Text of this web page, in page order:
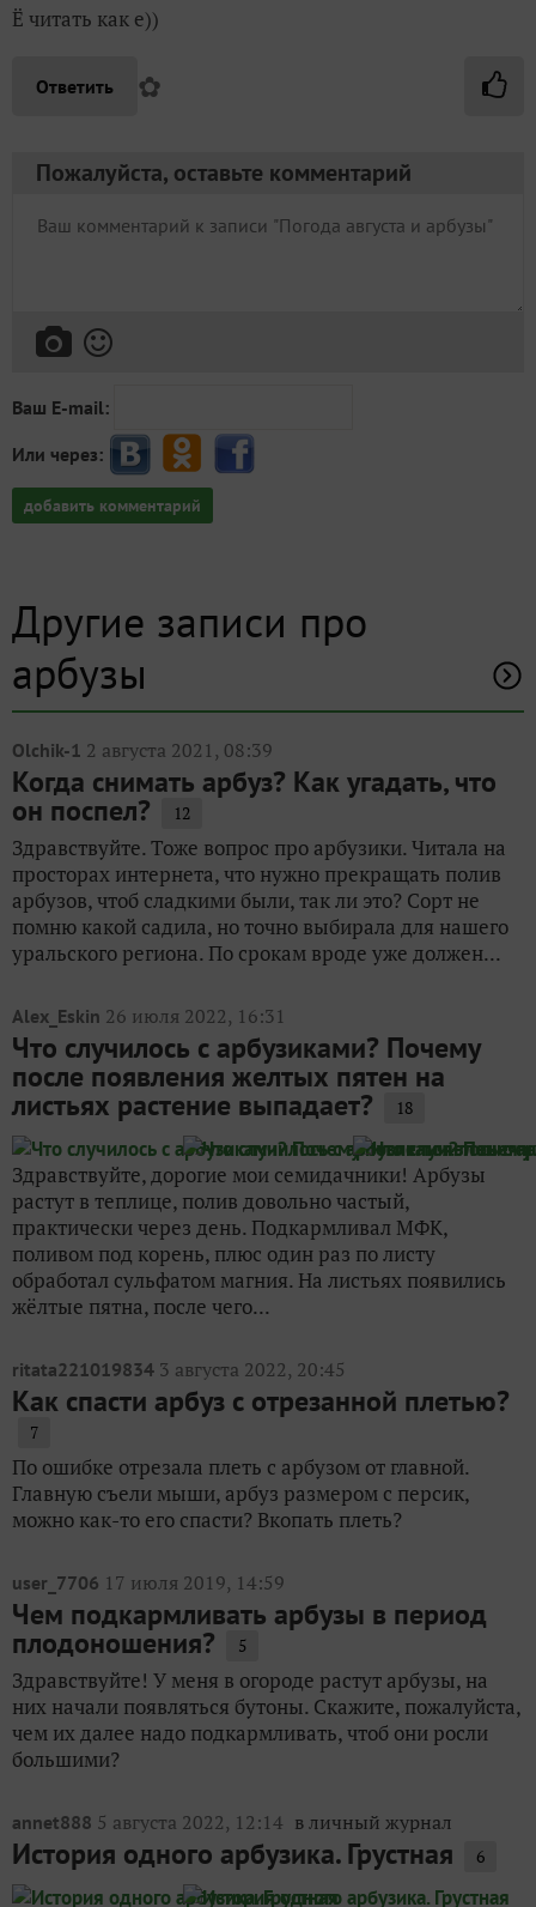
Ё читать как е))
Ответить ✿
Пожалуйста, оставьте комментарий
Ваш E-mail:
Или через:
добавить комментарий
Другие записи про
арбузы
Olchik-1 2 августа 2021, 08:39
Когда снимать арбуз? Как угадать, что
он поспел? 12
Здравствуйте. Тоже вопрос про арбузики. Читала на
просторах интернета, что нужно прекращать полив
арбузов, чтоб сладкими были, так ли это? Сорт не
помню какой садила, но точно выбирала для нашего
уральского региона. По срокам вроде уже должен...
Alex_Eskin 26 июля 2022, 16:31
Что случилось с арбузиками? Почему
после появления желтых пятен на
листьях растение выпадает? 18
Здравствуйте, дорогие мои семидачники! Арбузы
растут в теплице, полив довольно частый,
практически через день. Подкармливал МФК,
поливом под корень, плюс один раз по листу
обработал сульфатом магния. На листьях появились
жёлтые пятна, после чего...
ritata221019834 3 августа 2022, 20:45
Как спасти арбуз с отрезанной плетью?
7
По ошибке отрезала плеть с арбузом от главной.
Главную съели мыши, арбуз размером с персик,
можно как-то его спасти? Вкопать плеть?
user_7706 17 июля 2019, 14:59
Чем подкармливать арбузы в период
плодоношения? 5
Здравствуйте! У меня в огороде растут арбузы, на
них начали появляться бутоны. Скажите, пожалуйста,
чем их далее надо подкармливать, чтоб они росли
большими?
annet888 5 августа 2022, 12:14 в личный журнал
История одного арбузика. Грустная 6